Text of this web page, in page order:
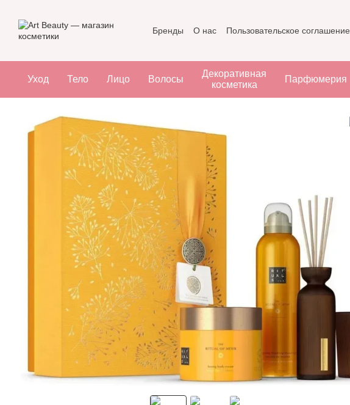
Бренды О нас Пользовательское соглашение
Уход Тело Лицо Волосы
Декоративная
косметика
Парфюмерия